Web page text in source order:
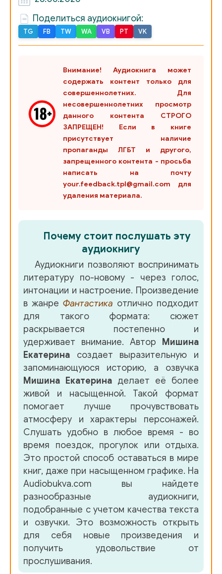
025
026
Поделиться аудиокнигой:
TG FB TW WA VB PT VK
Внимание! Аудиокнига может
содержать контент только для
совершеннолетних. Для
несовершеннолетних просмотр
данного контента СТРОГО
ЗАПРЕЩЕН! Если в книге
присутствует наличие
пропаганды ЛГБТ и другого,
запрещенного контента - просьба
написать на почту
your.feedback.tpl@gmail.com для
удаления материала.
Почему стоит послушать эту
аудиокнигу
Аудиокниги позволяют воспринимать
литературу по-новому - через голос,
интонации и настроение. Произведение
в жанре Фантастика отлично подходит
для такого формата: сюжет
раскрывается постепенно и
удерживает внимание. Автор Мишина
Екатерина создает выразительную и
запоминающуюся историю, а озвучка
Мишина Екатерина делает её более
живой и насыщенной. Такой формат
помогает лучше прочувствовать
атмосферу и характеры персонажей.
Слушать удобно в любое время - во
время поездок, прогулок или отдыха.
Это простой способ оставаться в мире
книг, даже при насыщенном графике. На
Audiobukva.com вы найдете
разнообразные аудиокниги,
подобранные с учетом качества текста
и озвучки. Это возможность открыть
для себя новые произведения и
получить удовольствие от
прослушивания.